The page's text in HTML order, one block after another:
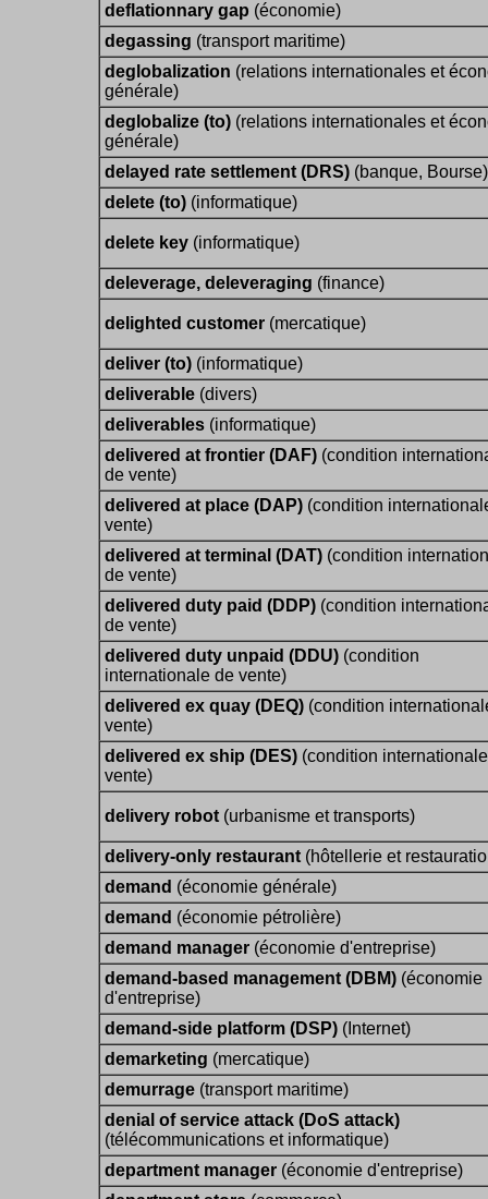
deflationnary gap (économie)
degassing (transport maritime)
deglobalization (relations internationales et
générale)
deglobalize (to) (relations internationales et
générale)
delayed rate settlement (DRS) (banque, Bourse)
delete (to) (informatique)
delete key (informatique)
deleverage, deleveraging (finance)
delighted customer (mercatique)
deliver (to) (informatique)
deliverable (divers)
deliverables (informatique)
delivered at frontier (DAF) (condition
de vente)
delivered at place (DAP) (condition
vente)
delivered at terminal (DAT) (condition
de vente)
delivered duty paid (DDP) (condition
de vente)
delivered duty unpaid (DDU) (condition
internationale de vente)
delivered ex quay (DEQ) (condition
vente)
delivered ex ship (DES) (condition
vente)
delivery robot (urbanisme et transports)
delivery-only restaurant (hôtellerie et
demand (économie générale)
demand (économie pétrolière)
demand manager (économie d'entreprise)
demand-based management (DBM) (économie
d'entreprise)
demand-side platform (DSP) (Internet)
demarketing (mercatique)
demurrage (transport maritime)
denial of service attack (DoS attack)
(télécommunications et informatique)
department manager (économie d'entreprise)